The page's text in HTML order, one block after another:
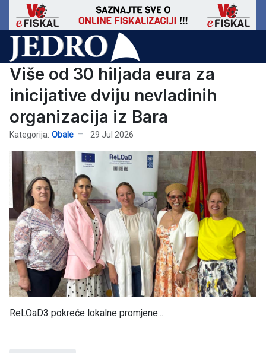
Više od 30 hiljada eura za
inicijative dviju nevladinih
organizacija iz Bara
Kategorija: Obale 29 Jul 2026
ReLOaD3 pokreće lokalne promjene...